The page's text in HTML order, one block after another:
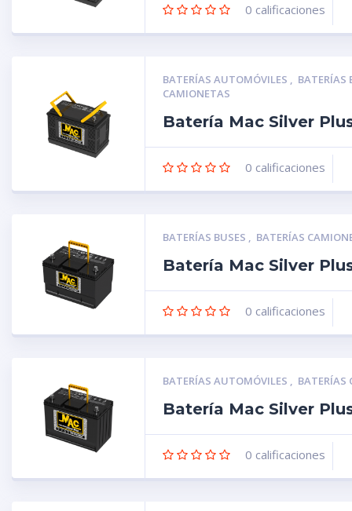
0 calificaciones
BATERÍAS AUTOMÓVILES , BATERÍAS
CAMIONETAS
Batería Mac Silver
0 calificaciones
BATERÍAS BUSES , BATERÍAS
Batería Mac Silver
0 calificaciones
BATERÍAS AUTOMÓVILES , BATERÍAS
Batería Mac Silver
0 calificaciones